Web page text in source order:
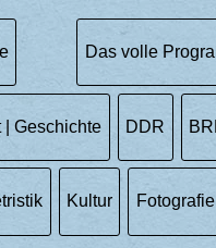
Das volle
| Geschichte DDR
Kultur Fotografie